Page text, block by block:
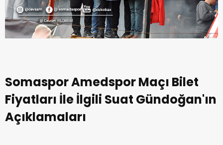
Somaspor Amedspor Maçı Bilet
Fiyatları İle İlgili Suat Gündoğan'ın
Açıklamaları